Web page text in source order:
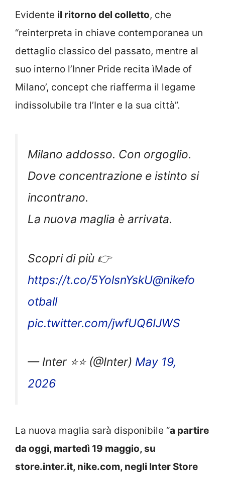
Evidente il ritorno del colletto, che
“reinterpreta in chiave contemporanea un
dettaglio classico del passato, mentre al
suo interno l’Inner Pride recita ìMade of
Milano’, concept che riafferma il legame
indissolubile tra l’Inter e la sua città”.
Milano addosso. Con orgoglio.
Dove concentrazione e istinto si
incontrano.
La nuova maglia è arrivata.
Scopri di più 👉
https://t.co/5YolsnYskU@nikefo
otball
pic.twitter.com/jwfUQ6IJWS
— Inter ⭐⭐ (@Inter) May 19,
2026
La nuova maglia sarà disponibile “a partire
da oggi, martedì 19 maggio, su
store.inter.it, nike.com, negli Inter Store